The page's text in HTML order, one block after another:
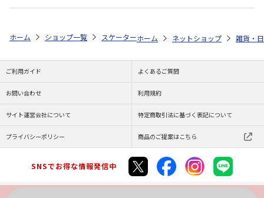
ホーム ショップ一覧 スケーター 不織布保冷バッグ ぐでたま フェイ
ホーム ネットショップ 雑貨・
ご利用ガイド よくあるご質問
お問い合わせ 利用規約
サイト運営会社について 特定商取引法に基づく表記について
プライバシーポリシー 商品のご提案はこちら
SNSでお得な情報発信中